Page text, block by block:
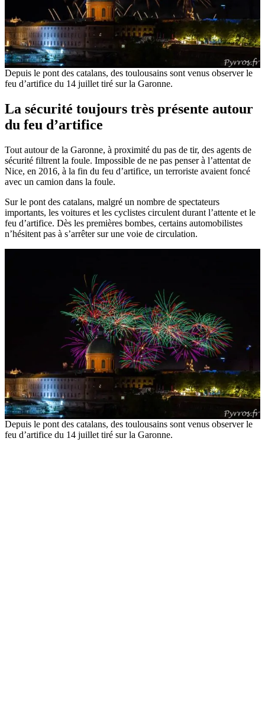
Depuis le pont des catalans, des toulousains sont venus observer le
feu d’artifice du 14 juillet tiré sur la Garonne.
La sécurité toujours très présente autour
du feu d’artifice
Tout autour de la Garonne, à proximité du pas de tir, des agents de
sécurité filtrent la foule. Impossible de ne pas penser à l’attentat de
Nice, en 2016, à la fin du feu d’artifice, un terroriste avaient foncé
avec un camion dans la foule.
Sur le pont des catalans, malgré un nombre de spectateurs
importants, les voitures et les cyclistes circulent durant l’attente et le
feu d’artifice. Dès les premières bombes, certains automobilistes
n’hésitent pas à s’arrêter sur une voie de circulation.
Depuis le pont des catalans, des toulousains sont venus observer le
feu d’artifice du 14 juillet tiré sur la Garonne.